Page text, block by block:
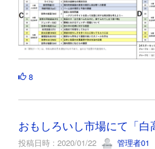
8
おもしろいし市場にて「
投稿日時 : 2020/01/22 管理者01